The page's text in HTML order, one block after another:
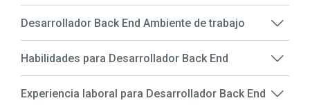
Desarrollador Back End Ambiente de trabajo
Habilidades para Desarrollador Back End
Experiencia laboral para Desarrollador Back End